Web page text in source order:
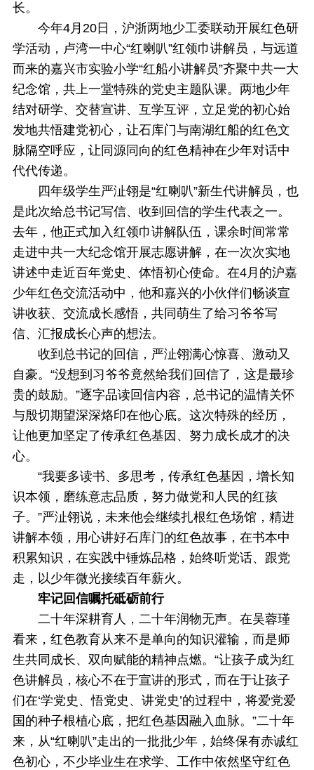
长。
今年4月20日，沪浙两地少工委联动开展红色研
学活动，卢湾一中心“红喇叭”红领巾讲解员，与远道
而来的嘉兴市实验小学“红船小讲解员”齐聚中共一大
纪念馆，共上一堂特殊的党史主题队课。两地少年
结对研学、交替宣讲、互学互评，立足党的初心始
发地共悟建党初心，让石库门与南湖红船的红色文
脉隔空呼应，让同源同向的红色精神在少年对话中
代代传递。
四年级学生严沚翎是“红喇叭”新生代讲解员，也
是此次给总书记写信、收到回信的学生代表之一。
去年，他正式加入红领巾讲解队伍，课余时间常常
走进中共一大纪念馆开展志愿讲解，在一次次实地
讲述中走近百年党史、体悟初心使命。在4月的沪嘉
少年红色交流活动中，他和嘉兴的小伙伴们畅谈宣
讲收获、交流成长感悟，共同萌生了给习爷爷写
信、汇报成长心声的想法。
收到总书记的回信，严沚翎满心惊喜、激动又
自豪。“没想到习爷爷竟然给我们回信了，这是最珍
贵的鼓励。”逐字品读回信内容，总书记的温情关怀
与殷切期望深深烙印在他心底。这次特殊的经历，
让他更加坚定了传承红色基因、努力成长成才的决
心。
“我要多读书、多思考，传承红色基因，增长知
识本领，磨练意志品质，努力做党和人民的红孩
子。”严沚翎说，未来他会继续扎根红色场馆，精进
讲解本领，用心讲好石库门的红色故事，在书本中
积累知识，在实践中锤炼品格，始终听党话、跟党
走，以少年微光接续百年薪火。
牢记回信嘱托砥砺前行
二十年深耕育人，二十年润物无声。在吴蓉瑾
看来，红色教育从来不是单向的知识灌输，而是师
生共同成长、双向赋能的精神点燃。“让孩子成为红
色讲解员，核心不在于宣讲的形式，而在于让孩子
们在‘学党史、悟党史、讲党史’的过程中，将爱党爱
国的种子根植心底，把红色基因融入血脉。”二十年
来，从“红喇叭”走出的一批批少年，始终保有赤诚红
色初心，不少毕业生在求学、工作中依然坚守红色